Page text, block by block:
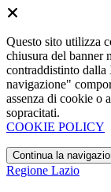
Questo sito utilizza
chiusura del banner
contraddistinto
navigazione"
assenza di cookie o
sopracitati.
COOKIE POLICY
Continua la
Regione Lazio